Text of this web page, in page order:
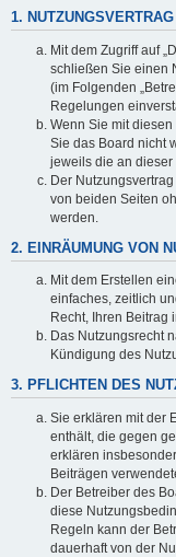
1. NUTZUNGSVERTRAG
Mit dem Zugriff auf
schließen Sie einen
(im Folgenden
Regelungen
Wenn Sie mit
Sie das Board nicht
jeweils die an
Der
von beiden Seiten
werden.
2. EINRÄUMUNG VON
Mit dem Erstellen
einfaches, zeitlich
Recht, Ihren Beitrag
Das Nutzungsrecht
Kündigung des
3. PFLICHTEN DES
Sie erklären mit der
enthält, die gegen
erklären
Beiträgen
Der Betreiber des
diese
Regeln kann der
dauerhaft von der